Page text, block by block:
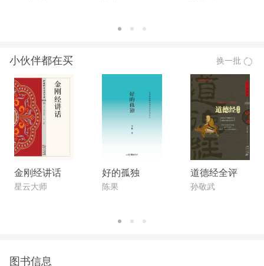
小伙伴都在买 换一批
金刚经讲话
星云大师
好的孤独
陈果
道德经全评
孙敬武
图书信息